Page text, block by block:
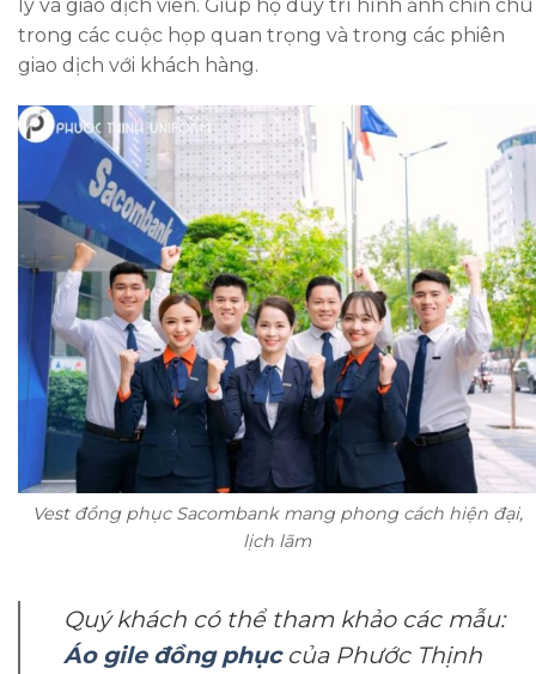
lý và giao dịch viên. Giúp họ duy trì hình ảnh chỉn chu
trong các cuộc họp quan trọng và trong các phiên
giao dịch với khách hàng.
Vest đồng phục Sacombank mang phong cách hiện đại,
lịch lãm
Quý khách có thể tham khảo các mẫu:
Áo gile đồng phụccủa Phước Thịnh